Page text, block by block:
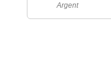
Argent